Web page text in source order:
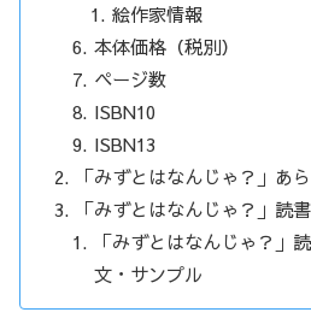
絵作家情報
本体価格（税別）
ページ数
ISBN10
ISBN13
「みずとはなんじゃ？」あ
「みずとはなんじゃ？」読
「みずとはなんじゃ？
文・サンプル